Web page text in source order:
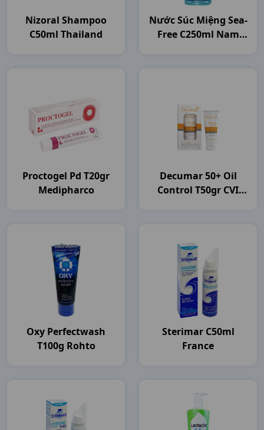
Nizoral Shampoo
C50ml Thailand
Nước Súc Miệng Sea-
Free C250ml Nam
Proctogel Pd T20gr
Medipharco
Decumar 50+ Oil
Control T50gr CVI
Oxy Perfectwash
T100g Rohto
Sterimar C50ml
France